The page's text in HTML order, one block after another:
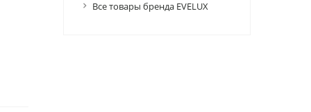
Все товары бренда EVELUX